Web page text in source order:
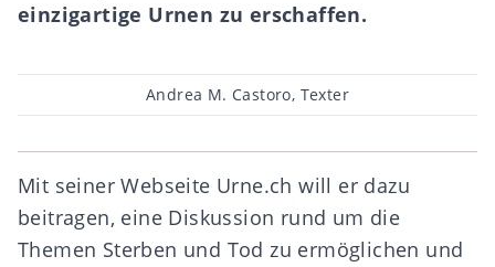
einzigartige Urnen zu erschaffen.
Beitragsautor
Andrea M. Castoro, Texter
Mit seiner Webseite Urne.ch will er dazu
beitragen, eine Diskussion rund um die
Themen Sterben und Tod zu ermöglichen und